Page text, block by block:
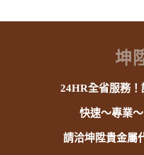
坤
24HR全省服務！
快速～專業
請洽坤陞貴金屬